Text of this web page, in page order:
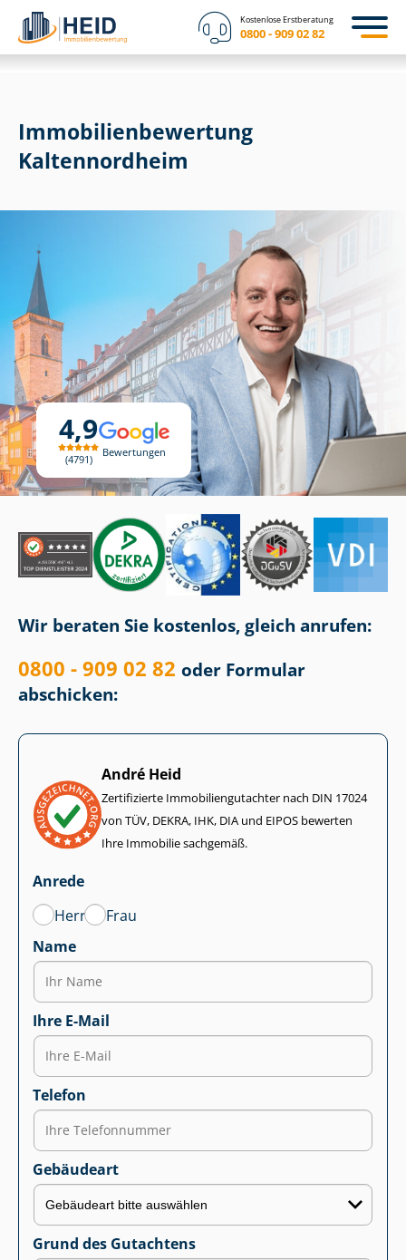
Kostenlose Erstberatung
0800 - 909 02 82
4,9
4791
Bewertungen
Immobilien­bewertung
Kaltennordheim
Wir beraten Sie kostenlos, gleich anrufen:
0800 - 909 02 82 oder Formular
abschicken:
André Heid
Zertifizierte Im­mo­bi­li­en­gut­ach­ter nach DIN 17024
von TÜV, DEKRA, IHK, DIA und EIPOS bewerten
Ihre Immobilie sachgemäß.
Anrede
Herr
Frau
Name
Ihre E-Mail
Telefon
Gebäudeart
Grund des Gutachtens